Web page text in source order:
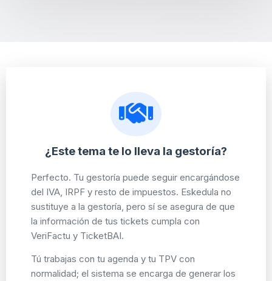
¿Este tema te lo lleva la gestoría?
Perfecto. Tu gestoría puede seguir encargándose
del IVA, IRPF y resto de impuestos. Eskedula no
sustituye a la gestoría, pero sí se asegura de que
la información de tus tickets cumpla con
VeriFactu y TicketBAI.
Tú trabajas con tu agenda y tu TPV con
normalidad; el sistema se encarga de generar los